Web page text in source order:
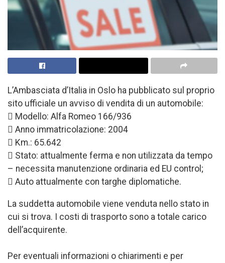
L’Ambasciata d’Italia in Oslo ha pubblicato sul proprio
sito ufficiale un avviso di vendita di un automobile:
 Modello: Alfa Romeo 166/936
 Anno immatricolazione: 2004
 Km.: 65.642
 Stato: attualmente ferma e non utilizzata da tempo
– necessita manutenzione ordinaria ed EU control;
 Auto attualmente con targhe diplomatiche.
La suddetta automobile viene venduta nello stato in
cui si trova. I costi di trasporto sono a totale carico
dell’acquirente.
Per eventuali informazioni o chiarimenti e per